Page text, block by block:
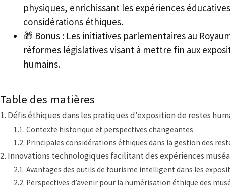
physiques, enrichissant les expériences
considérations éthiques.
🎁 Bonus : Les initiatives parlementaires au
réformes législatives visant à mettre fin aux
humains.
Table des matières
Défis éthiques dans les pratiques d’exposition de restes
Contexte historique et perspectives changeantes
Principales considérations éthiques dans la gestion des
Innovations technologiques facilitant des expériences
Avantages des outils de tourisme intelligent dans les
Perspectives d’avenir pour la numérisation éthique des